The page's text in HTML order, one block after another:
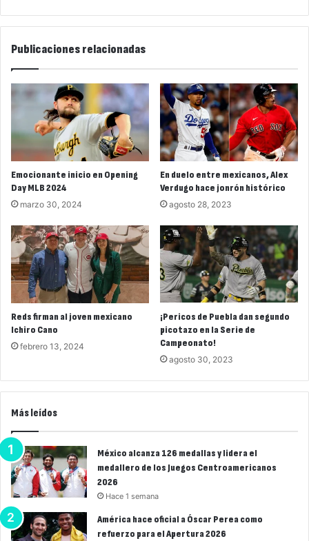
Publicaciones relacionadas
Emocionante inicio en Opening
Day MLB 2024
marzo 30, 2024
En duelo entre mexicanos, Alex
Verdugo hace jonrón histórico
agosto 28, 2023
Reds firman al joven mexicano
Ichiro Cano
febrero 13, 2024
¡Pericos de Puebla dan segundo
picotazo en la Serie de
Campeonato!
agosto 30, 2023
Más leídos
México alcanza 126 medallas y lidera el
medallero de los Juegos Centroamericanos
2026
Hace 1 semana
América hace oficial a Óscar Perea como
refuerzo para el Apertura 2026